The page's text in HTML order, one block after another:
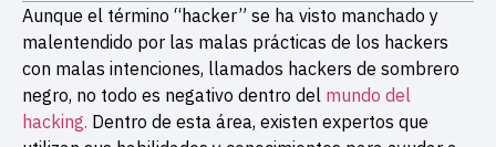
Aunque el término “hacker” se ha visto manchado y
malentendido por las malas prácticas de los hackers
con malas intenciones, llamados hackers de sombrero
negro, no todo es negativo dentro del mundo del
hacking. Dentro de esta área, existen expertos que